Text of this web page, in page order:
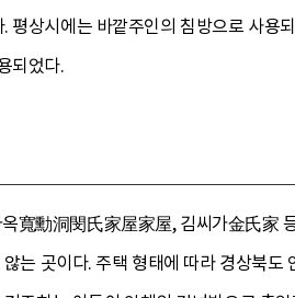
상시에는 바깥주인의 침방으로 사용
되었다.
寬勳洞閔氏家屋家屋, 김씨가金氏家
는 곳이다. 주택 형태에 따라 경상북